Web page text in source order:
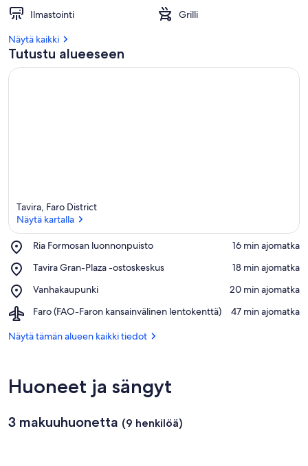
Ilmastointi
Grilli
Näytä kaikki
Tutustu alueeseen
Tavira, Faro District
Näytä kartalla
Ria Formosan luonnonpuisto
Place,
Formosan
‪16 min ajomatka‬
Tavira Gran-Plaza -ostoskeskus
Place,
Gran-
-
‪18 min ajomatka‬
Vanhakaupunki
Place,
‪20 min ajomatka‬
Faro (FAO-Faron kansainvälinen lentokenttä)
Airport,
(FAO-
‪47 min ajomatka‬
Näytä tämän alueen kaikki tiedot
Huoneet ja sängyt
3 makuuhuonetta (9 henkilöä)